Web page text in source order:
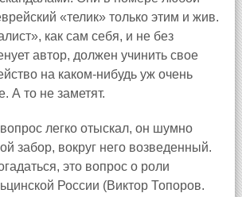
«телик» только этим и жив.
как сам себя, и не без
автор, должен учинить свое
на каком‑нибудь уж очень
А то не заметят.
легко отыскал, он шумно
забор, вокруг него возведенный.
это вопрос о роли
России (Виктор Топоров.